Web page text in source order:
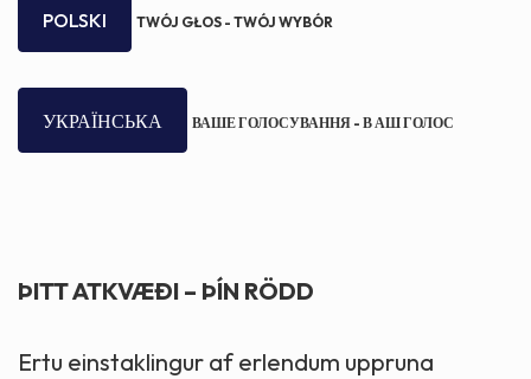
POLSKI TWÓJ GŁOS - TWÓJ WYBÓR
УКРАЇНСЬКА ВАШЕ ГОЛОСУВАННЯ - В АШ ГОЛОС
ÞITT ATKVÆÐI – ÞÍN RÖDD
Ertu einstaklingur af erlendum uppruna